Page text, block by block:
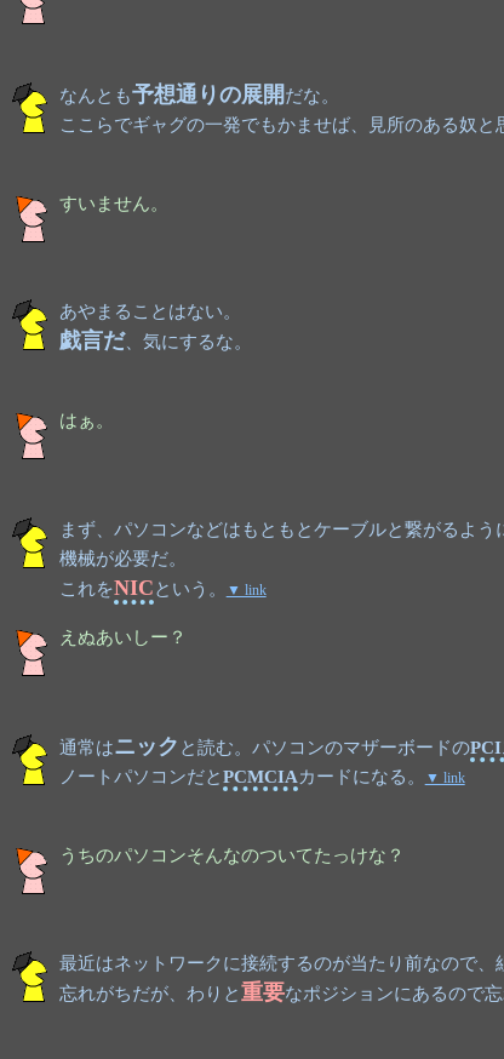
なんとも予想通りの展開だな。
ここらでギャグの一発でもかませば、見所のある奴と
すいません。
あやまることはない。
戯言だ、気にするな。
はぁ。
まず、パソコンなどはもともとケーブルと繋がるよ
機械が必要だ。
これをNICという。 ▼ link
えぬあいしー？
通常はニック と読む。パソコンのマザーボードのPCI
ノートパソコンだとPCMCIAカードになる。 ▼ link
うちのパソコンそんなのついてたっけな？
最近はネットワークに接続するのが当たり前なので、
忘れがちだが、わりと重要なポジションにあるので忘